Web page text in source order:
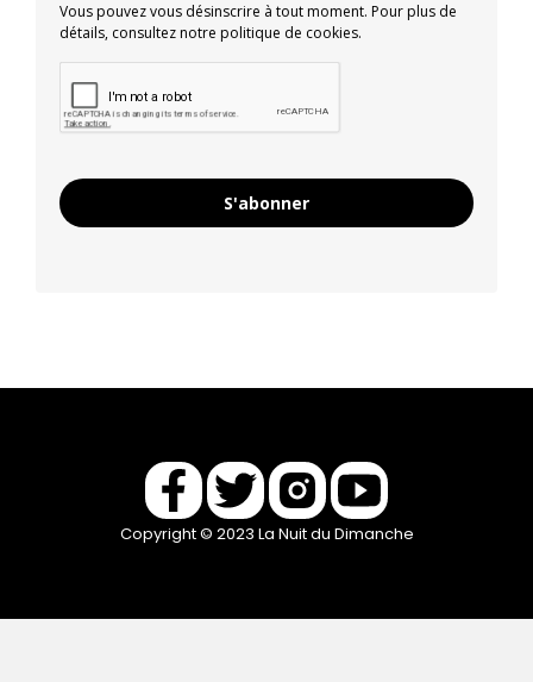
Vous pouvez vous désinscrire à tout moment. Pour plus de
détails, consultez notre politique de cookies.
S'abonner
Copyright © 2023 La Nuit du Dimanche